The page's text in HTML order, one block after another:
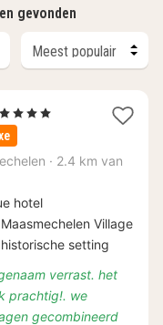
gevonden
1
, 4 Sterren
· 2.4 km van
hotel
Village
setting
verrast. het
prachtig!. we
gecombineerd